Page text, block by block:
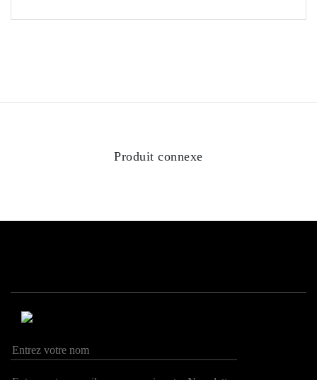
Produit connexe